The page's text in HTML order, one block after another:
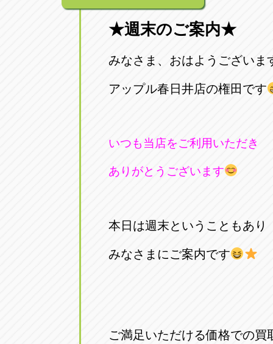
アップル
0586-28-
アップル
0568-85-
0568-25-
0569-35-
アップル一宮22号店
愛知県一宮市朝日3-4-12
アップル春日井店
愛知県春日井市八田町2-1-16
愛知県北名古屋市中之郷八反
愛知県常滑市長間37-1
★週末のご案内★
みなさま、おはようございま
アップル春日井店の権田です
いつも当店をご利用いただき
ありがとうございます
本日は週末ということもあり
みなさまにご案内です
ご満足いただける価格での買